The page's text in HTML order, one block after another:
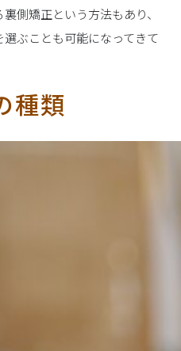
側矯正という方法もあり、
ぶことも可能になってきて
種類